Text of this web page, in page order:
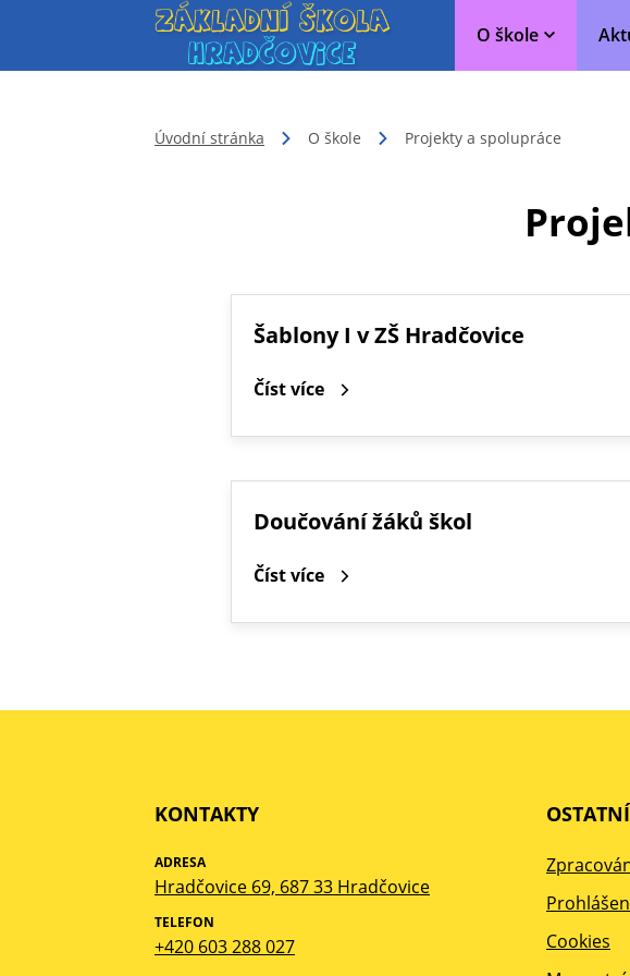
O škole
Úvodní stránka O škole Projekty a spolupráce
Šablony I v ZŠ Hradčovice
Číst více
Doučování žáků škol
Číst více
KONTAKTY
ADRESA
Hradčovice 69, 687 33 Hradčovice
TELEFON
+420 603 288 027
Cookies